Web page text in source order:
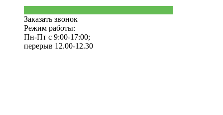
Заказать звонок
Режим работы:
Пн-Пт с 9:00-17:00;
перерыв 12.00-12.30